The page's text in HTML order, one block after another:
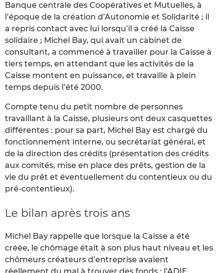
Banque centrale des Coopératives et Mutuelles, à
l’époque de la création d’Autonomie et Solidarité ; il
a repris contact avec lui lorsqu’il a créé la Caisse
solidaire ; Michel Bay, qui avait un cabinet de
consultant, a commencé à travailler pour la Caisse à
tiers temps, en attendant que les activités de la
Caisse montent en puissance, et travaille à plein
temps depuis l’été 2000.
Compte tenu du petit nombre de personnes
travaillant à la Caisse, plusieurs ont deux casquettes
différentes : pour sa part, Michel Bay est chargé du
fonctionnement interne, ou secrétariat général, et
de la direction des crédits (présentation des crédits
aux comités, mise en place des prêts, gestion de la
vie du prêt et éventuellement du contentieux ou du
pré-contentieux).
Le bilan après trois ans
Michel Bay rappelle que lorsque la Caisse a été
créée, le chômage était à son plus haut niveau et les
chômeurs créateurs d’entreprise avaient